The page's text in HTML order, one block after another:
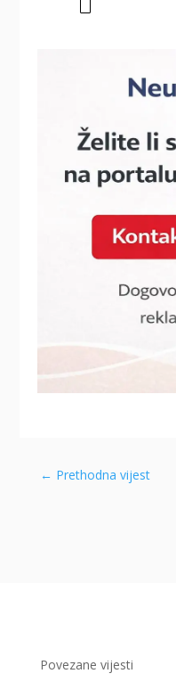
← Prethodna vijest
Povezane vijesti